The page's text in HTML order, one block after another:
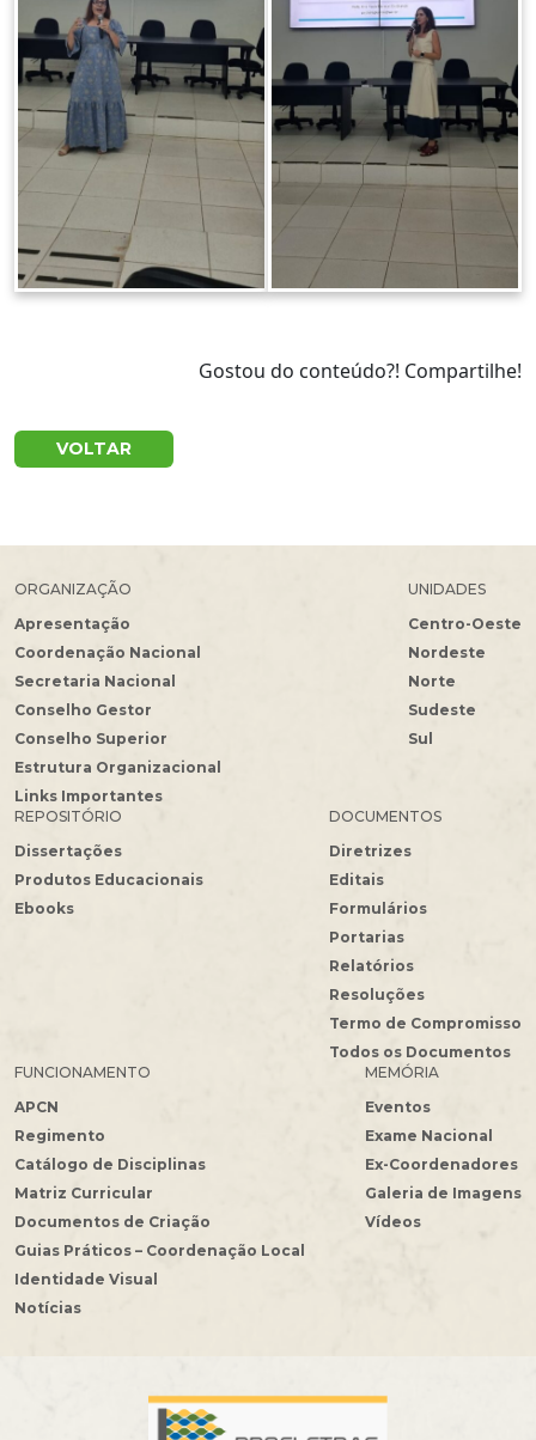
Gostou do conteúdo?! Compartilhe!
VOLTAR
ORGANIZAÇÃO
Apresentação
Coordenação Nacional
Secretaria Nacional
Conselho Gestor
Conselho Superior
Estrutura Organizacional
Links Importantes
UNIDADES
Centro-Oeste
Nordeste
Norte
Sudeste
Sul
REPOSITÓRIO
Dissertações
Produtos Educacionais
Ebooks
DOCUMENTOS
Diretrizes
Editais
Formulários
Portarias
Relatórios
Resoluções
Termo de Compromisso
Todos os Documentos
FUNCIONAMENTO
APCN
Regimento
Catálogo de Disciplinas
Matriz Curricular
Documentos de Criação
Guias Práticos – Coordenação Local
Identidade Visual
MEMÓRIA
Eventos
Exame Nacional
Ex-Coordenadores
Galeria de Imagens
Vídeos
Notícias